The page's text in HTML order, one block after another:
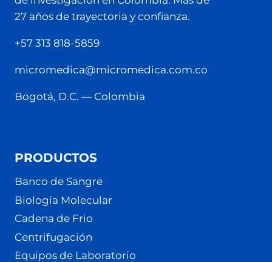
27 años de trayectoria y confianza.
+57 313 818-5859
micromedica@micromedica.com.co
Bogotá, D.C. — Colombia
PRODUCTOS
Banco de Sangre
Biología Molecular
Cadena de Frio
Centrifugación
Equipos de Laboratorio